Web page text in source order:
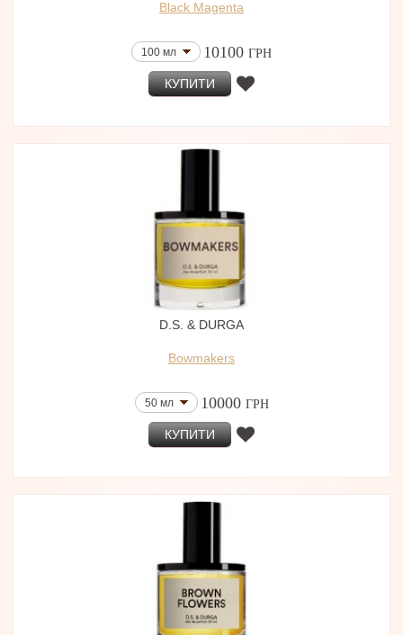
Black Magenta
100 мл 10100 ГРН
КУПИТИ
D.S. & DURGA
Bowmakers
50 мл 10000 ГРН
КУПИТИ